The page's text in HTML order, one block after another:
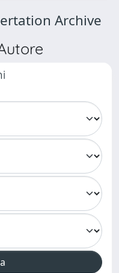
Archive